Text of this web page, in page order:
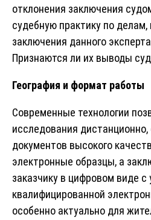
отклонения заключения
судебную практику по делам,
заключения данного
Признаются ли их выводы
География и формат работы
Современные технологии
исследования
документов высокого
электронные образцы, а
заказчику в цифровом виде с
квалифицированной
особенно актуально для